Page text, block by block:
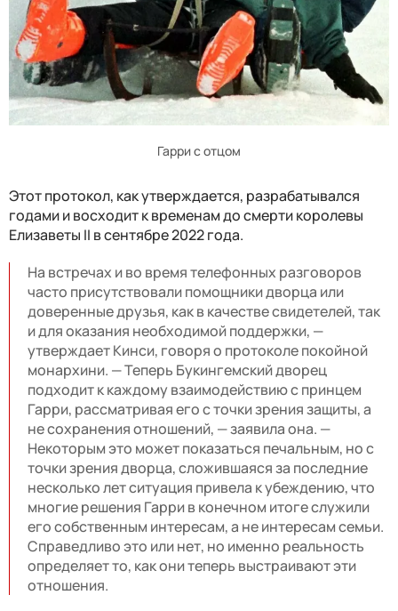
Гарри с отцом
Этот протокол, как утверждается, разрабатывался
годами и восходит к временам до смерти королевы
Елизаветы II в сентябре 2022 года.
На встречах и во время телефонных разговоров
часто присутствовали помощники дворца или
доверенные друзья, как в качестве свидетелей, так
и для оказания необходимой поддержки, —
утверждает Кинси, говоря о протоколе покойной
монархини. — Теперь Букингемский дворец
подходит к каждому взаимодействию с принцем
Гарри, рассматривая его с точки зрения защиты, а
не сохранения отношений, — заявила она. —
Некоторым это может показаться печальным, но с
точки зрения дворца, сложившаяся за последние
несколько лет ситуация привела к убеждению, что
многие решения Гарри в конечном итоге служили
его собственным интересам, а не интересам семьи.
Справедливо это или нет, но именно реальность
определяет то, как они теперь выстраивают эти
отношения.